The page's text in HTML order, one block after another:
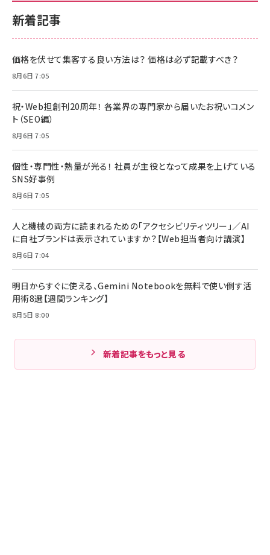
新着記事
価格を伏せて集客する良い方法は？ 価格は必ず記載すべき？
8月6日 7:05
祝・Web担創刊20周年！ 各業界の専門家から届いたお祝いコメン
ト（SEO編）
8月6日 7:05
個性・専門性・熱量が光る！ 社員が主役となって成果を上げている
SNS好事例
8月6日 7:05
人と機械の両方に読まれるための「アクセシビリティツリー」／AI
に自社ブランドは表示されていますか？【Web担当者向け講演】
8月6日 7:04
明日からすぐに使える、Gemini Notebookを無料で使い倒す活
用術8選【週間ランキング】
8月5日 8:00
新着記事をもっと見る